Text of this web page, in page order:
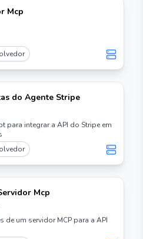
Mcp
do Agente Stripe
para integrar a API do Stripe em
Mcp
um servidor MCP para a API